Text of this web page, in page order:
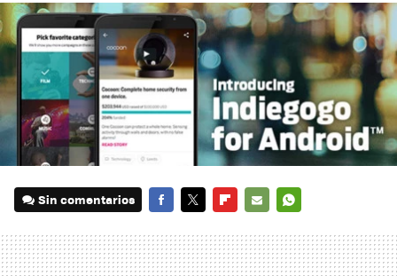
Sin comentarios
MAIL